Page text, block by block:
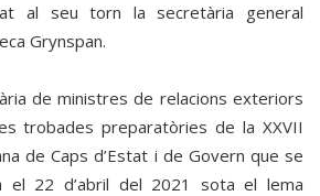
al seu torn la secretària general
Grynspan.
de ministres de relacions exteriors
trobades preparatòries de la XXVII
de Caps d’Estat i de Govern que se
el 22 d’abril del 2021 sota el lema